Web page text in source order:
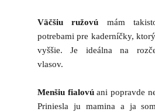
Väčšiu ružovú mám
potrebami pre kaderníčky,
vyššie. Je ideálna na
vlasov.
Menšiu fialovúani popravde
Priniesla ju mamina a ja